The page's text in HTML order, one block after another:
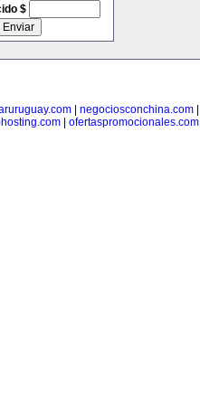
$
negociosconchina.com
| ofertaspromocionales.com|